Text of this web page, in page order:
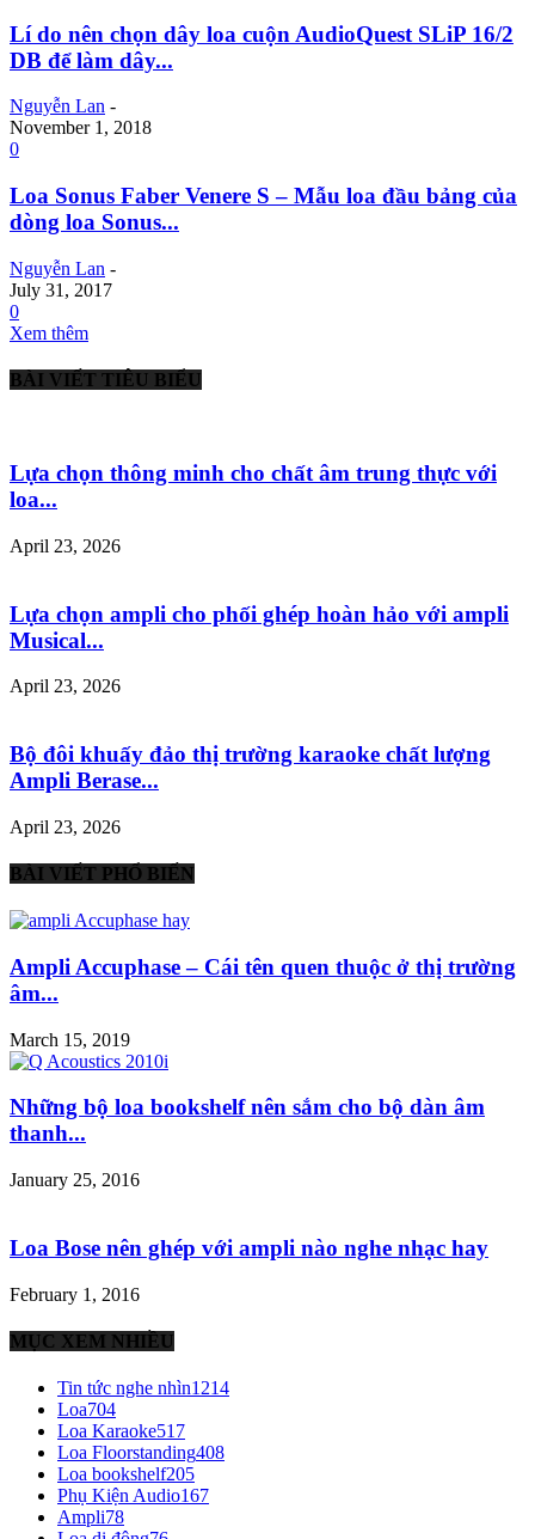
Lí do nên chọn dây loa cuộn AudioQuest SLiP 16/2
DB để làm dây...
Nguyễn Lan -
November 1, 2018
0
Loa Sonus Faber Venere S – Mẫu loa đầu bảng của
dòng loa Sonus...
Nguyễn Lan -
July 31, 2017
0
Xem thêm
BÀI VIẾT TIÊU BIỂU
Lựa chọn thông minh cho chất âm trung thực với
loa...
April 23, 2026
Lựa chọn ampli cho phối ghép hoàn hảo với ampli
Musical...
April 23, 2026
Bộ đôi khuấy đảo thị trường karaoke chất lượng
Ampli Berase...
April 23, 2026
BÀI VIẾT PHỔ BIẾN
Ampli Accuphase – Cái tên quen thuộc ở thị trường
âm...
March 15, 2019
Những bộ loa bookshelf nên sắm cho bộ dàn âm
thanh...
January 25, 2016
Loa Bose nên ghép với ampli nào nghe nhạc hay
February 1, 2016
MỤC XEM NHIỀU
Tin tức nghe nhìn1214
Loa704
Loa Karaoke517
Loa Floorstanding408
Loa bookshelf205
Phụ Kiện Audio167
Ampli78